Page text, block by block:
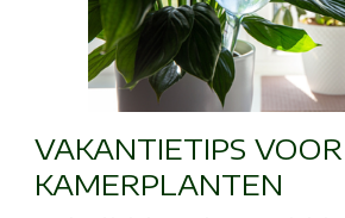
VAKANTIETIPS VOOR
KAMERPLANTEN